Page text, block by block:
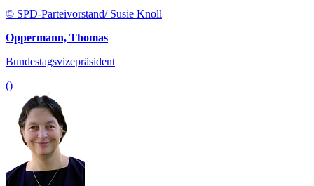
© SPD-Parteivorstand/ Susie Knoll
Oppermann, Thomas
Bundestagsvizepräsident
()